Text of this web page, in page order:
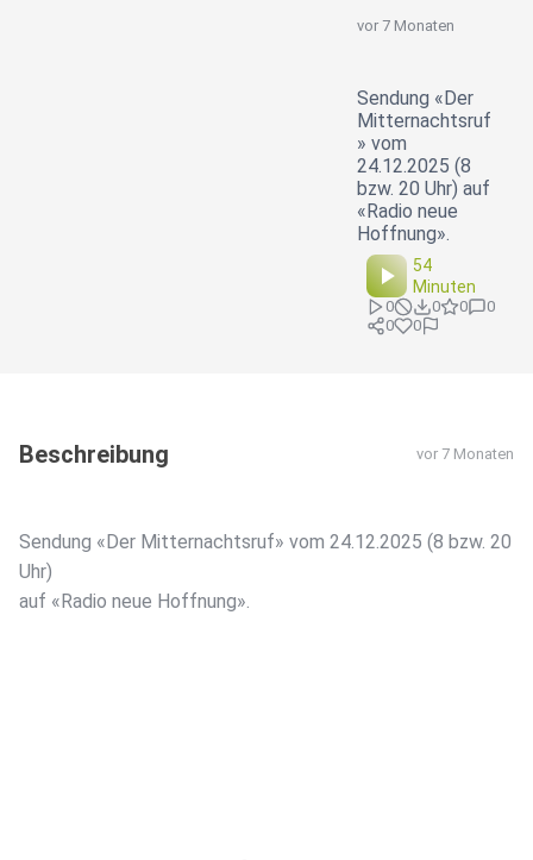
vor 7 Monaten
Sendung «Der
Mitternachtsruf
» vom
24.12.2025 (8
bzw. 20 Uhr) auf
«Radio neue
Hoffnung».
54
Minuten
0 0 0
0
0
0
Beschreibung vor 7 Monaten
Sendung «Der Mitternachtsruf» vom 24.12.2025 (8 bzw. 20
Uhr)
auf «Radio neue Hoffnung».